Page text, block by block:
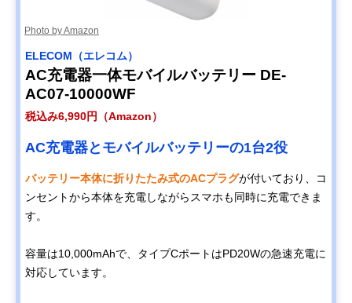
Photo by Amazon
ELECOM（エレコム）
AC充電器一体モバイルバッテリー DE-
AC07-10000WF
税込み6,990円（Amazon）
AC充電器とモバイルバッテリーの1台2役
バッテリー本体に折りたたみ式のACプラグが付いており、コ
ンセントから本体を充電しながらスマホも同時に充電できま
す。
容量は10,000mAhで、タイプCポートはPD20Wの急速充電に
対応しています。